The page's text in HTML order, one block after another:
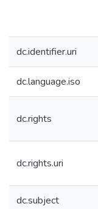
dc.identifier.uri
dc.language.iso
dc.rights
dc.rights.uri
dc.subject